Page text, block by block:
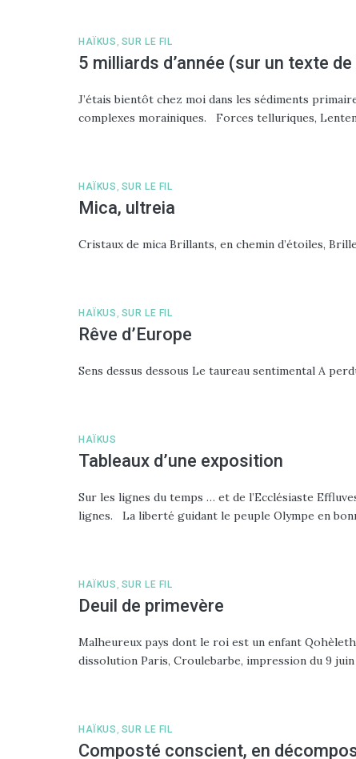
HAÏKUS SUR LE FIL
5 milliards d’année (sur un texte
J’étais bientôt chez moi dans les sédiments
complexes morainiques. Forces telluriques,
HAÏKUS SUR LE FIL
Mica, ultreia
Cristaux de mica Brillants, en chemin d’étoiles,
HAÏKUS SUR LE FIL
Rêve d’Europe
Sens dessus dessous Le taureau sentimental A
HAÏKUS
Tableaux d’une exposition
Sur les lignes du temps … et de l’Ecclésiaste
lignes. La liberté guidant le peuple Olympe en
HAÏKUS SUR LE FIL
Deuil de primevère
Malheureux pays dont le roi est un enfant
dissolution Paris, Croulebarbe, impression du 9
HAÏKUS SUR LE FIL
Composté conscient, en